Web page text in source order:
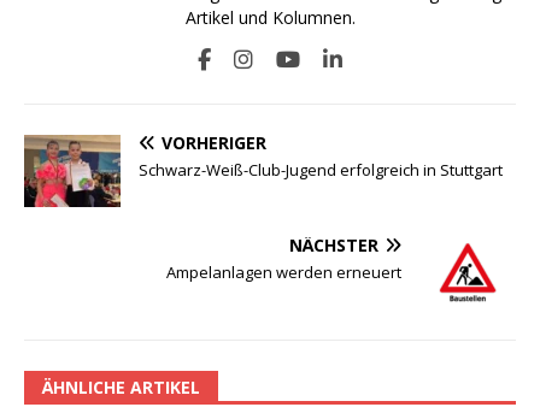
Artikel und Kolumnen.
VORHERIGER
Schwarz-Weiß-Club-Jugend erfolgreich in Stuttgart
NÄCHSTER
Ampelanlagen werden erneuert
ÄHNLICHE ARTIKEL